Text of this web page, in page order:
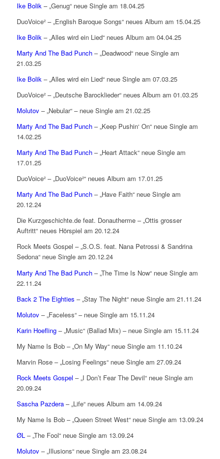
Ike Bolik– „Genug“ neue Single am 18.04.25
DuoVoice² – „English Baroque Songs“ neues Album am 15.04.25
Ike Bolik– „Alles wird ein Lied“ neues Album am 04.04.25
Marty And The Bad Punch– „Deadwood“ neue Single am
21.03.25
Ike Bolik– „Alles wird ein Lied“ neue Single am 07.03.25
DuoVoice² – „Deutsche Barocklieder“ neues Album am 01.03.25
Molutov – „Nebular“ – neue Single am 21.02.25
Marty And The Bad Punch– „Keep Pushin‘ On“ neue Single am
14.02.25
Marty And The Bad Punch– „Heart Attack“ neue Single am
17.01.25
DuoVoice² – „DuoVoice²“ neues Album am 17.01.25
Marty And The Bad Punch– „Have Faith“ neue Single am
20.12.24
Die Kurzgeschichte.de feat. Donautherme – „Ottis grosser
Auftritt“ neues Hörspiel am 20.12.24
Rock Meets Gospel – „S.O.S. feat. Nana Petrossi & Sandrina
Sedona“ neue Single am 20.12.24
Marty And The Bad Punch– „The Time Is Now“ neue Single am
22.11.24
Back 2 The Eighties – „Stay The Night“ neue Single am 21.11.24
Molutov – „Faceless“ – neue Single am 15.11.24
Karin Hoefling– „Music“ (Ballad Mix) – neue Single am 15.11.24
My Name Is Bob – „On My Way“ neue Single am 11.10.24
Marvin Rose – „Losing Feelings“ neue Single am 27.09.24
Rock Meets Gospel – „I Don’t Fear The Devil“ neue Single am
20.09.24
Sascha Pazdera– „Life“ neues Album am 14.09.24
My Name Is Bob – „Queen Street West“ neue Single am 13.09.24
ØL– „The Fool“ neue Single am 13.09.24
Molutov– „Illusions“ neue Single am 23.08.24